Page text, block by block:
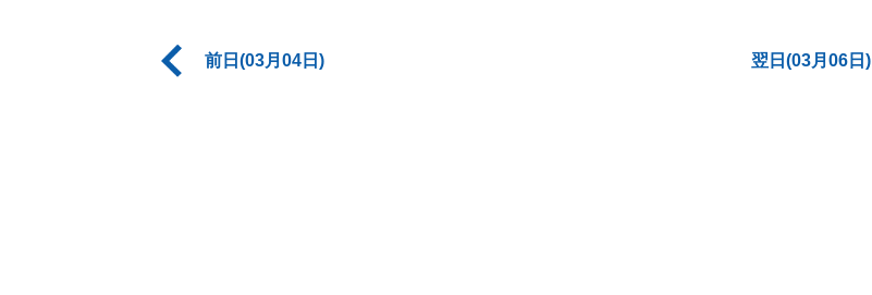
前日(03月04日) 翌日(03月06日)